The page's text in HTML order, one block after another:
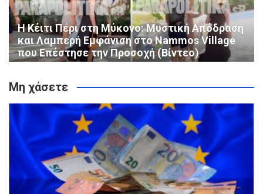
Η Κέιτι Πέρι στη Μύκονο: Μυστική Απόδραση
και Λαμπερή Εμφάνιση στο Nammos Village
που Επέστησε την Προσοχή (Βίντεο)
Μη χάσετε